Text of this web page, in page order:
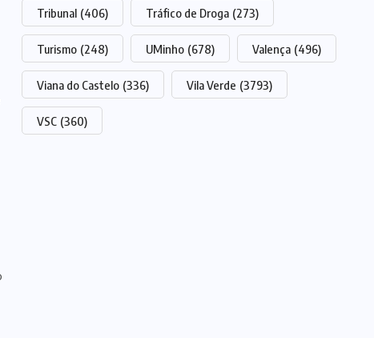
Tribunal (406) Tráfico de Droga (273)
Turismo (248) UMinho (678) Valença (496)
Viana do Castelo (336) Vila Verde (3793)
VSC (360)